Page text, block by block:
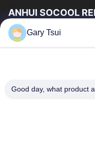
ANHUI SOCOOL
Link Veloci
Giro Della Fabbrica
Gary Tsui
Good day, what product